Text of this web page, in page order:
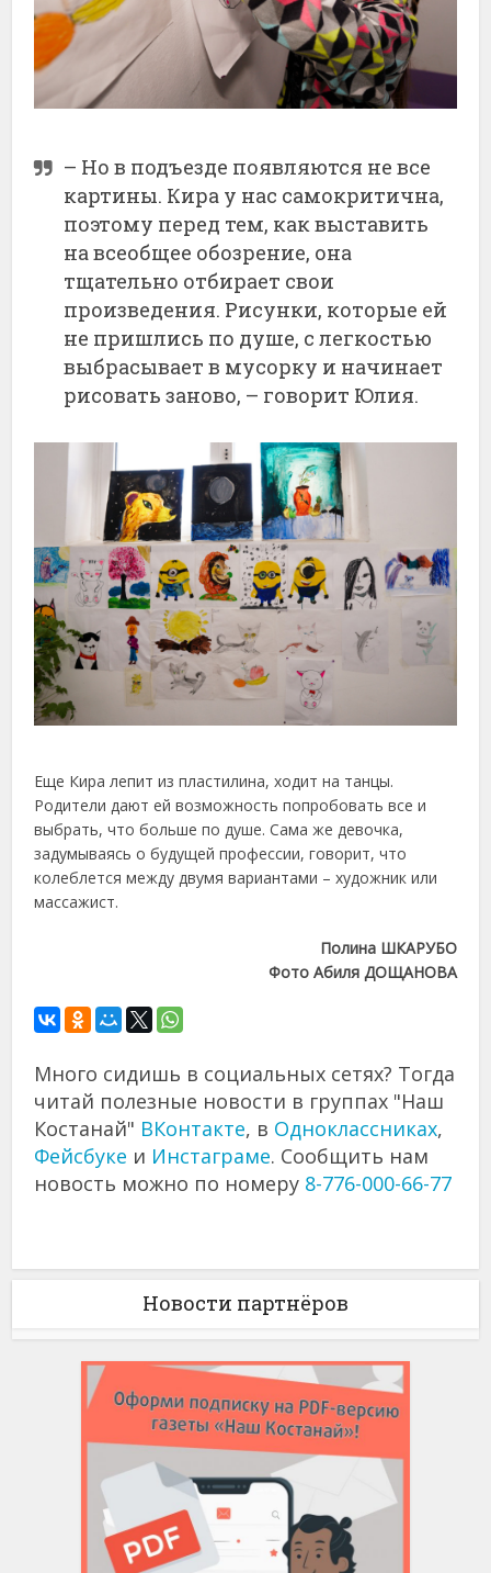
– Но в подъезде появляются не все
картины. Кира у нас самокритична,
поэтому перед тем, как выставить
на всеобщее обозрение, она
тщательно отбирает свои
произведения. Рисунки, которые ей
не пришлись по душе, с легкостью
выбрасывает в мусорку и начинает
рисовать заново, – говорит Юлия.
Еще Кира лепит из пластилина, ходит на танцы.
Родители дают ей возможность попробовать все и
выбрать, что больше по душе. Сама же девочка,
задумываясь о будущей профессии, говорит, что
колеблется между двумя вариантами – художник или
массажист.
Полина ШКАРУБО
Фото Абиля ДОЩАНОВА
Много сидишь в социальных сетях? Тогда
читай полезные новости в группах "Наш
Костанай" ВКонтакте, в Одноклассниках,
Фейсбуке и Инстаграме. Сообщить нам
новость можно по номеру 8-776-000-66-77
Новости партнёров